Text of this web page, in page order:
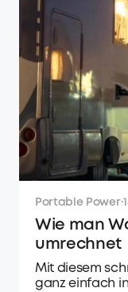
Portable Power·
Wie man
umrechnet
Mit diesem
ganz einfach